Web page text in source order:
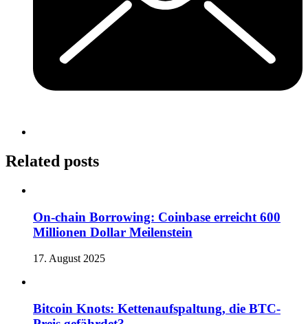
Related posts
On-chain Borrowing: Coinbase erreicht 600
Millionen Dollar Meilenstein
17. August 2025
Bitcoin Knots: Kettenaufspaltung, die BTC-